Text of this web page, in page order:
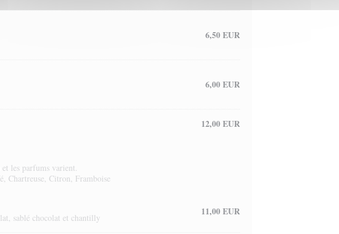
6,50 EUR
6,00 EUR
12,00 EUR
et les parfums varient.
Chartreuse, Citron, Framboise
sablé chocolat et chantilly
11,00 EUR